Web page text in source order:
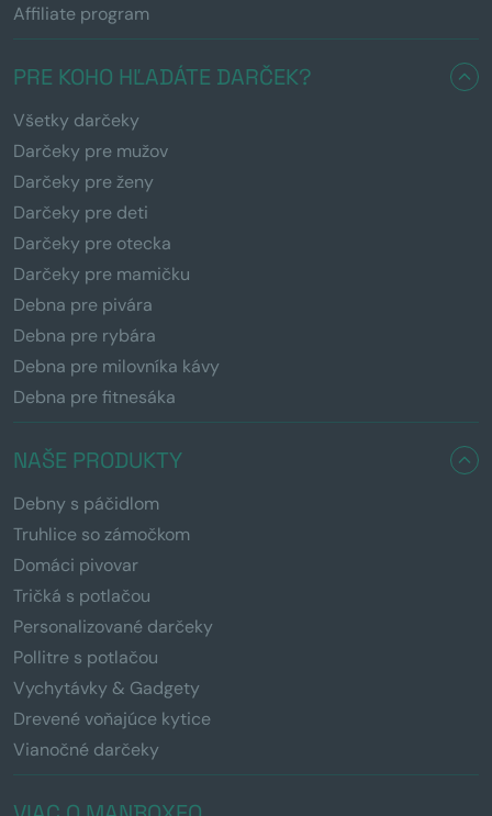
Affiliate program
PRE KOHO HĽADÁTE DARČEK?
Všetky darčeky
Darčeky pre mužov
Darčeky pre ženy
Darčeky pre deti
Darčeky pre otecka
Darčeky pre mamičku
Debna pre pivára
Debna pre rybára
Debna pre milovníka kávy
Debna pre fitnesáka
NAŠE PRODUKTY
Debny s páčidlom
Truhlice so zámočkom
Domáci pivovar
Tričká s potlačou
Personalizované darčeky
Pollitre s potlačou
Vychytávky & Gadgety
Drevené voňajúce kytice
Vianočné darčeky